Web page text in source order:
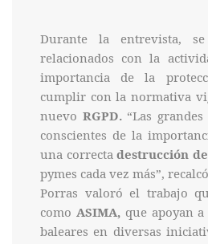
Durante la entrevista, se
relacionados con la
importancia de la
cumplir con la normativa
nuevo RGPD.“Las grandes
conscientes de la
una correctadestrucción
pymes cada vez más”,
Porras valoró el trabajo
como ASIMA, que apoyan
baleares en diversas